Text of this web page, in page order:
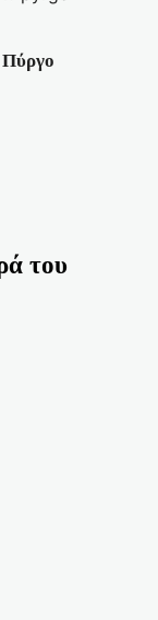
Πύργο
του